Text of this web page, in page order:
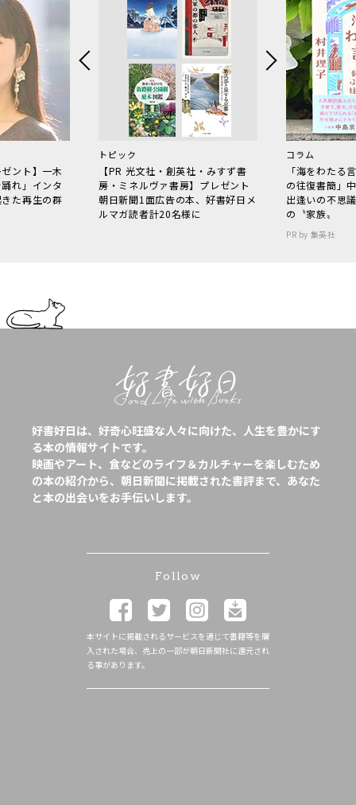
ント】一木
れ」インタ
た再生の群
トピック
【PR 光文社・創英社・みすず書
房・ミネルヴァ書房】プレゼント
朝日新聞1面広告の本、好書好日メ
ルマガ読者計20名様に
コラム
「海をわた
の往復書簡」
出逢いの不思
の〝家族〟
PR by 集英社
好書好日は、好奇心旺盛な人々に向けた、人生を豊かにす
る本の情報サイトです。
映画やアート、食などのライフ＆カルチャーを楽しむため
の本の紹介から、朝日新聞に掲載された書評まで、あなた
と本の出会いをお手伝いします。
Follow
本サイトに掲載されるサービスを通じて書籍等を購
入された場合、売上の一部が朝日新聞社に還元され
る事があります。